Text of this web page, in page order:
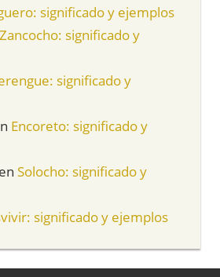
significado y ejemplos
Zancocho: significado y
significado y
Encoreto: significado y
en Solocho: significado y
significado y ejemplos